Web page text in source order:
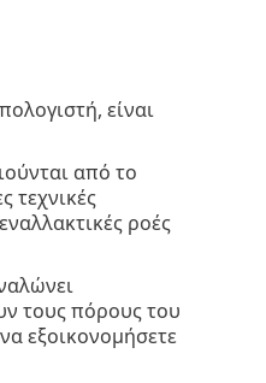
είναι
από το
τεχνικές
ροές
τους πόρους του
εξοικονομήσετε